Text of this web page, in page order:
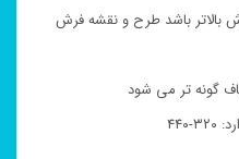
بالاتر باشد طرح و نقشه فرش
گونه تر می شود
شانه های متداولی که در فرش وجود دارد: ۳۲۰-۴۴۰